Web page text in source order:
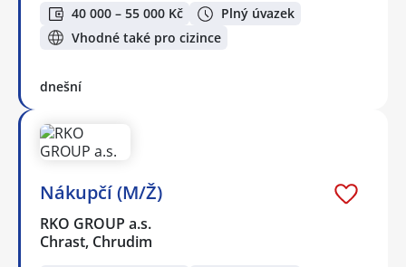
40 000 – 55 000 Kč
Plný úvazek
Vhodné také pro cizince
dnešní
Nákupčí (M/Ž)
RKO GROUP a.s.
Chrast, Chrudim